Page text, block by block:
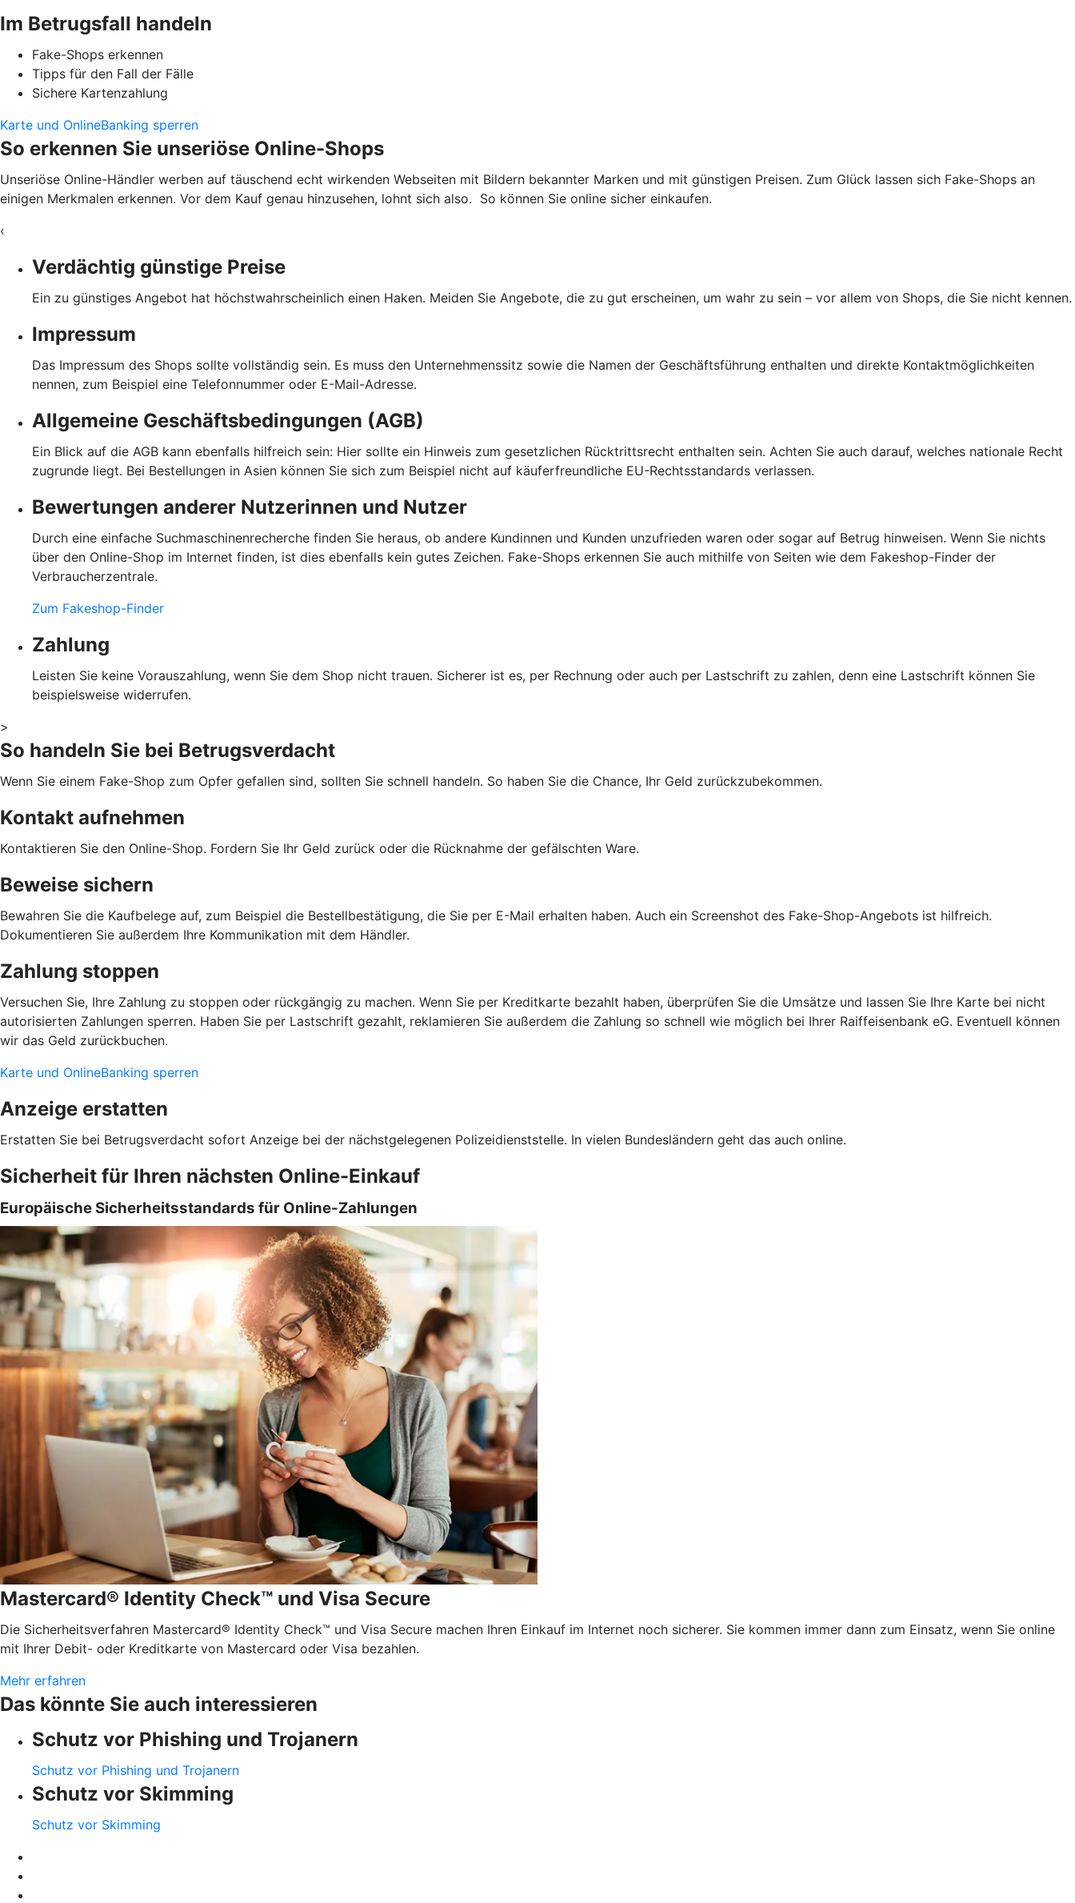
Im Betrugsfall handeln
Fake-Shops erkennen
Tipps für den Fall der Fälle
Sichere Kartenzahlung
Karte und OnlineBanking sperren
So erkennen Sie unseriöse Online-Shops
Unseriöse Online-Händler werben auf täuschend echt wirkenden Webseiten mit Bildern bekannter Marken und mit günstigen Preisen. Zum Glück lassen sich Fake-Shops an
einigen Merkmalen erkennen. Vor dem Kauf genau hinzusehen, lohnt sich also. So können Sie online sicher einkaufen.
‹
Verdächtig günstige Preise
Ein zu günstiges Angebot hat höchstwahrscheinlich einen Haken. Meiden Sie Angebote, die zu gut erscheinen, um wahr zu sein – vor allem von Shops, die Sie nicht kennen.
Impressum
Das Impressum des Shops sollte vollständig sein. Es muss den Unternehmenssitz sowie die Namen der Geschäftsführung enthalten und direkte Kontaktmöglichkeiten
nennen, zum Beispiel eine Telefonnummer oder E-Mail-Adresse.
Allgemeine Geschäftsbedingungen (AGB)
Ein Blick auf die AGB kann ebenfalls hilfreich sein: Hier sollte ein Hinweis zum gesetzlichen Rücktrittsrecht enthalten sein. Achten Sie auch darauf, welches nationale Recht
zugrunde liegt. Bei Bestellungen in Asien können Sie sich zum Beispiel nicht auf käuferfreundliche EU-Rechtsstandards verlassen.
Bewertungen anderer Nutzerinnen und Nutzer
Durch eine einfache Suchmaschinenrecherche finden Sie heraus, ob andere Kundinnen und Kunden unzufrieden waren oder sogar auf Betrug hinweisen. Wenn Sie nichts
über den Online-Shop im Internet finden, ist dies ebenfalls kein gutes Zeichen. Fake-Shops erkennen Sie auch mithilfe von Seiten wie dem Fakeshop-Finder der
Verbraucherzentrale.
Zum Fakeshop-Finder
Zahlung
Leisten Sie keine Vorauszahlung, wenn Sie dem Shop nicht trauen. Sicherer ist es, per Rechnung oder auch per Lastschrift zu zahlen, denn eine Lastschrift können Sie
beispielsweise widerrufen.
>
So handeln Sie bei Betrugsverdacht
Wenn Sie einem Fake-Shop zum Opfer gefallen sind, sollten Sie schnell handeln. So haben Sie die Chance, Ihr Geld zurückzubekommen.
Kontakt aufnehmen
Kontaktieren Sie den Online-Shop. Fordern Sie Ihr Geld zurück oder die Rücknahme der gefälschten Ware.
Beweise sichern
Bewahren Sie die Kaufbelege auf, zum Beispiel die Bestellbestätigung, die Sie per E-Mail erhalten haben. Auch ein Screenshot des Fake-Shop-Angebots ist hilfreich.
Dokumentieren Sie außerdem Ihre Kommunikation mit dem Händler.
Zahlung stoppen
Versuchen Sie, Ihre Zahlung zu stoppen oder rückgängig zu machen. Wenn Sie per Kreditkarte bezahlt haben, überprüfen Sie die Umsätze und lassen Sie Ihre Karte bei nicht
autorisierten Zahlungen sperren. Haben Sie per Lastschrift gezahlt, reklamieren Sie außerdem die Zahlung so schnell wie möglich bei Ihrer Raiffeisenbank eG. Eventuell können
wir das Geld zurückbuchen.
Karte und OnlineBanking sperren
Anzeige erstatten
Erstatten Sie bei Betrugsverdacht sofort Anzeige bei der nächstgelegenen Polizeidienststelle. In vielen Bundesländern geht das auch online.
Sicherheit für Ihren nächsten Online-Einkauf
Europäische Sicherheitsstandards für Online-Zahlungen
Mastercard® Identity Check™ und Visa Secure
Die Sicherheitsverfahren Mastercard® Identity Check™ und Visa Secure machen Ihren Einkauf im Internet noch sicherer. Sie kommen immer dann zum Einsatz, wenn Sie online
mit Ihrer Debit- oder Kreditkarte von Mastercard oder Visa bezahlen.
Mehr erfahren
Das könnte Sie auch interessieren
Schutz vor Phishing und Trojanern
Schutz vor Phishing und Trojanern
Schutz vor Skimming
Schutz vor Skimming